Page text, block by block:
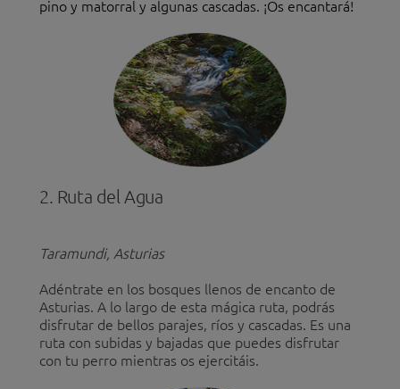
pino y matorral y algunas cascadas. ¡Os encantará!
2. Ruta del Agua
Taramundi, Asturias
Adéntrate en los bosques llenos de encanto de
Asturias. A lo largo de esta mágica ruta, podrás
disfrutar de bellos parajes, ríos y cascadas. Es una
ruta con subidas y bajadas que puedes disfrutar
con tu perro mientras os ejercitáis.